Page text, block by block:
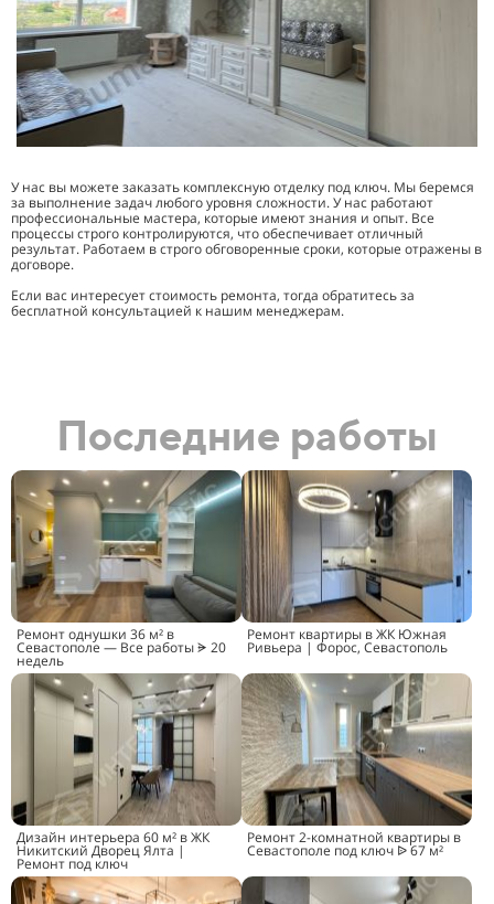
У нас вы можете заказать комплексную отделку под ключ. Мы беремся
за выполнение задач любого уровня сложности. У нас работают
профессиональные мастера, которые имеют знания и опыт. Все
процессы строго контролируются, что обеспечивает отличный
результат. Работаем в строго обговоренные сроки, которые отражены в
договоре.
Если вас интересует стоимость ремонта, тогда обратитесь за
бесплатной консультацией к нашим менеджерам.
Последние работы
Ремонт однушки 36 м² в
Севастополе — Все работы ᗓ 20
недель
Ремонт квартиры в ЖК Южная
Ривьера | Форос, Севастополь
Дизайн интерьера 60 м² в ЖК
Никитский Дворец Ялта |
Ремонт под ключ
Ремонт 2-комнатной квартиры в
Севастополе под ключ ᐉ 67 м²